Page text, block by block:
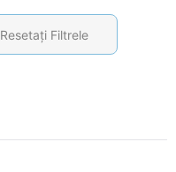
Resetați Filtrele